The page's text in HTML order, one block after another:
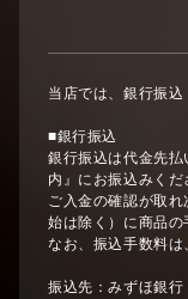
当店では、銀行振込
■銀行振込
銀行振込は代金先
内』にお振込みくだ
ご入金の確認が取
始は除く）に商品の
なお、振込手数料は
振込先：みずほ銀